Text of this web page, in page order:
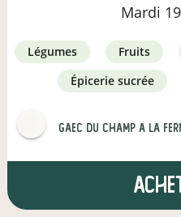
Mardi
légumes fruits
épicerie sucrée
gaec du champ a la